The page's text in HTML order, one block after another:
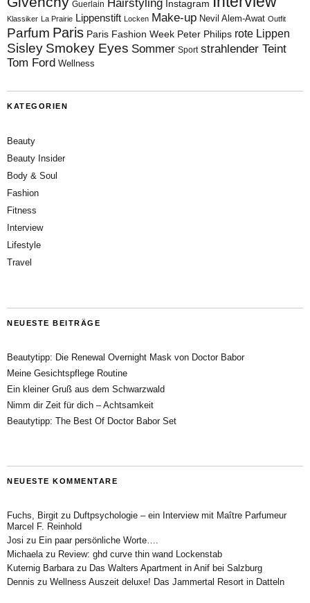
Guerlain Hairstyling Instagram
Klassiker La Prairie Lippenstift Locken Make-up Nevil Alem-Awat Outfit
Parfum Paris Paris Fashion Week Peter Philips rote Lippen
Sisley Smokey Eyes Sommer Sport strahlender Teint
Tom Ford Wellness
KATEGORIEN
Beauty
Beauty Insider
Body & Soul
Fashion
Fitness
Interview
Lifestyle
Travel
NEUESTE BEITRÄGE
Beautytipp: Die Renewal Overnight Mask von Doctor Babor
Meine Gesichtspflege Routine
Ein kleiner Gruß aus dem Schwarzwald
Nimm dir Zeit für dich – Achtsamkeit
Beautytipp: The Best Of Doctor Babor Set
NEUESTE KOMMENTARE
Fuchs, Birgit zu Duftpsychologie – ein Interview mit Maître Parfumeur
Marcel F. Reinhold
Josi zu Ein paar persönliche Worte….
Michaelazu Review: ghd curve thin wand Lockenstab
Kuternig Barbarazu Das Walters Apartment in Anif bei Salzburg
Dennis zu Wellness Auszeit deluxe! Das Jammertal Resort in Datteln